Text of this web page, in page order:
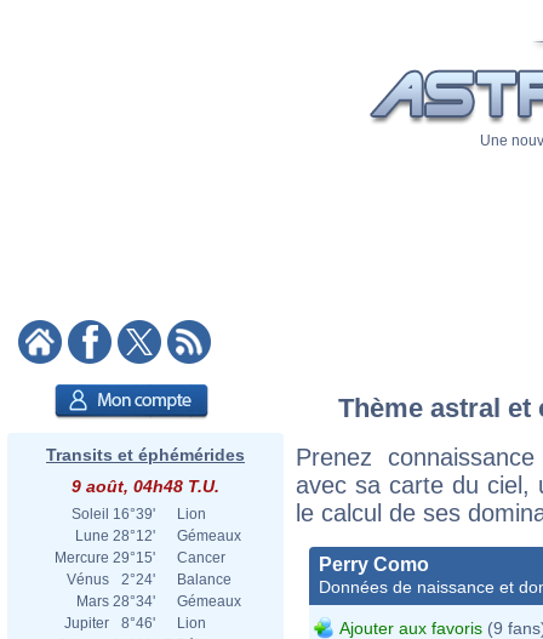
Une
Transits et éphémérides
9 août, 04h48 T.U.
Soleil 16°39'
Lion
Lune 28°12'
Gémeaux
Mercure 29°15'
Cancer
Vénus
2°24'
Balance
Mars 28°34'
Gémeaux
Jupiter
8°46'
Lion
Thème astral et
Prenez
avec sa carte du ciel,
le calcul de ses
Perry Como
Données de naissance et
Ajouter aux favoris (9